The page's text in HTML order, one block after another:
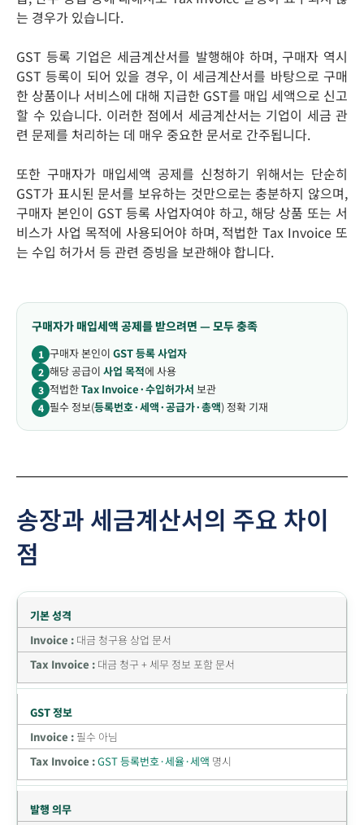
는 경우가 있습니다.
GST 등록 기업은 세금계산서를 발행해야 하며, 구매자 역시
GST 등록이 되어 있을 경우, 이 세금계산서를 바탕으로 구매
한 상품이나 서비스에 대해 지급한 GST를 매입 세액으로 신고
할 수 있습니다. 이러한 점에서 세금계산서는 기업이 세금 관
련 문제를 처리하는 데 매우 중요한 문서로 간주됩니다.
또한 구매자가 매입세액 공제를 신청하기 위해서는 단순히
GST가 표시된 문서를 보유하는 것만으로는 충분하지 않으며,
구매자 본인이 GST 등록 사업자여야 하고, 해당 상품 또는 서
비스가 사업 목적에 사용되어야 하며, 적법한 Tax Invoice 또
는 수입 허가서 등 관련 증빙을 보관해야 합니다.
구매자가 매입세액 공제를 받으려면 — 모두 충족
1 구매자 본인이 GST 등록 사업자
2 해당 공급이 사업 목적에 사용
3 적법한Tax Invoice·수입허가서 보관
4 필수 정보(등록번호·세액·공급가·총액) 정확 기재
송장과 세금계산서의 주요 차이
점
기본 성격
대금 청구용 상업 문서
대금 청구 + 세무 정보 포함 문서
GST 정보
필수 아님
GST 등록번호·세율·세액 명시
발행 의무